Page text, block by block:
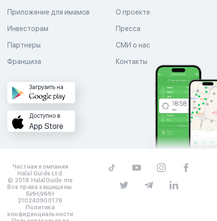
Приложение для имамов О проекте
Пресса
СМИ о нас
Контакты
Инвесторам
Партнеры
Франшиза
Загрузить на
Доступно в
App Store
Частная компания
Halal Guide Ltd.
© 2018 HalalGuide.me
Все права защищены.
БИН/ИИН
210240900176
Политика
конфиденциальности